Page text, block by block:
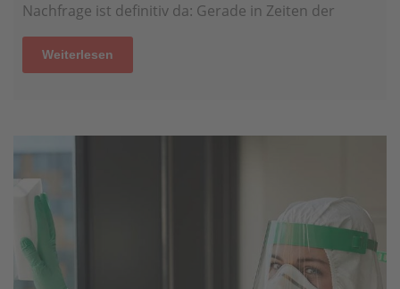
Nachfrage ist definitiv da: Gerade in Zeiten der
Weiterlesen